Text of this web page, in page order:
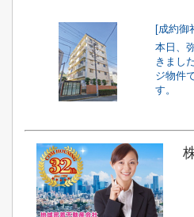
[成約御
本日、
きまし
ジ物件
す。